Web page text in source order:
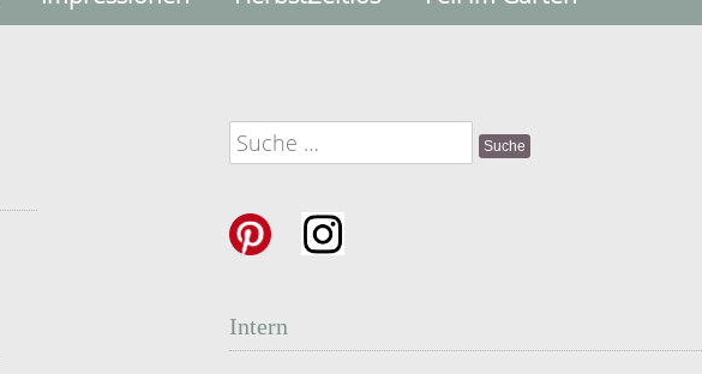
Suche
Intern